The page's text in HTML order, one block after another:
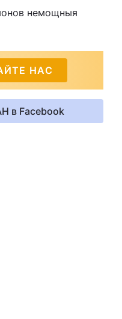
немощныя
НАС
в Facebook